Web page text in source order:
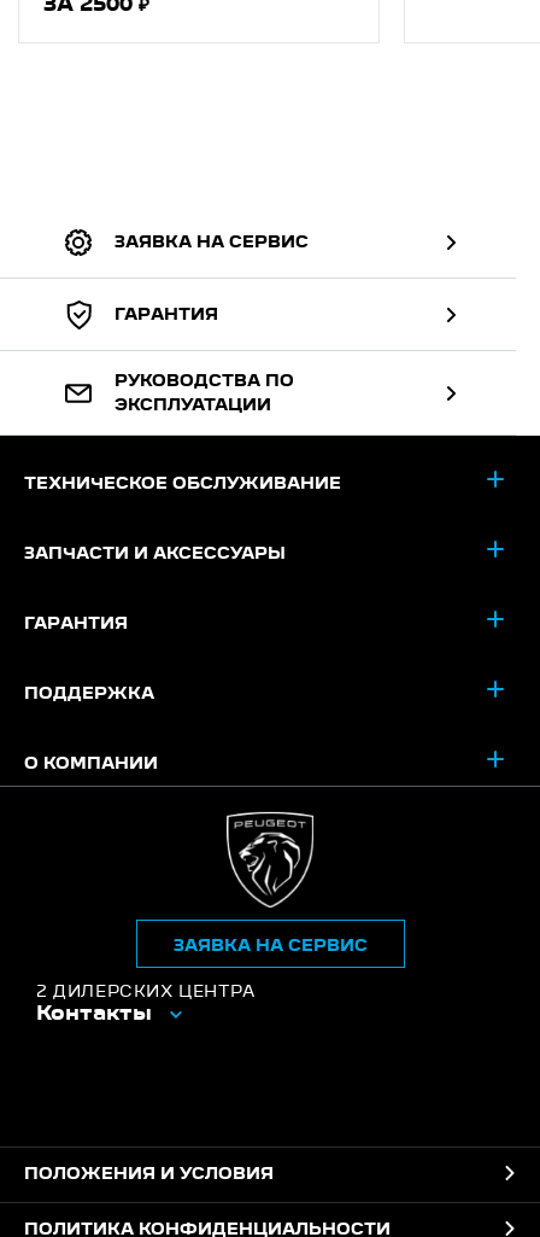
ЗА 2500 ₽
ЗАЯВКА НА СЕРВИС
ГАРАНТИЯ
РУКОВОДСТВА ПО
ЭКСПЛУАТАЦИИ
ТЕХНИЧЕСКОЕ ОБСЛУЖИВАНИЕ
ЗАПЧАСТИ И АКСЕССУАРЫ
ГАРАНТИЯ
ПОДДЕРЖКА
О КОМПАНИИ
2 ДИЛЕРСКИХ ЦЕНТРА
Контакты
ЗАЯВКА НА СЕРВИС
ПОЛОЖЕНИЯ И УСЛОВИЯ
ПОЛИТИКА КОНФИДЕНЦИАЛЬНОСТИ